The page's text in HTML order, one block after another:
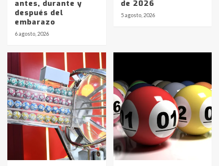
antes, durante y
después del
embarazo
6 agosto, 2026
de 2026
5 agosto, 2026